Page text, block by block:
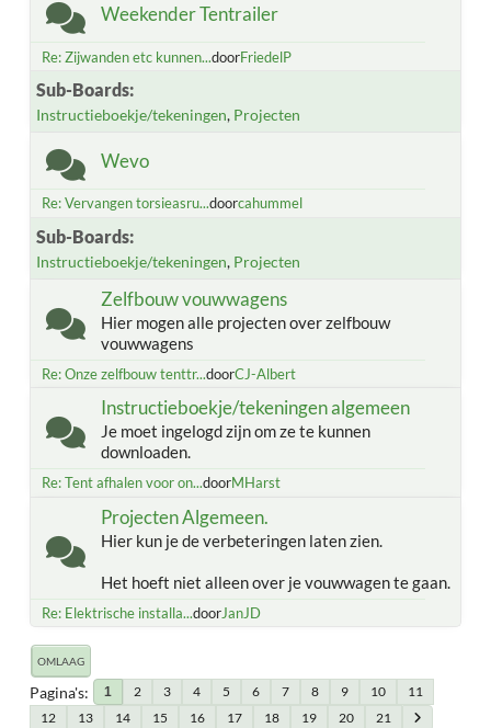
Weekender Tentrailer
Re: Zijwanden etc kunnen...doorFriedelP
Sub-Boards
Instructieboekje/tekeningen Projecten
Wevo
Re: Vervangen torsieasru...doorcahummel
Sub-Boards
Instructieboekje/tekeningen Projecten
Zelfbouw vouwwagens
Hier mogen alle projecten over zelfbouw
vouwwagens
Re: Onze zelfbouw tenttr...doorCJ-Albert
Instructieboekje/tekeningen algemeen
Je moet ingelogd zijn om ze te kunnen
downloaden.
Re: Tent afhalen voor on...doorMHarst
Projecten Algemeen.
Hier kun je de verbeteringen laten zien.
Het hoeft niet alleen over je vouwwagen te gaan.
Re: Elektrische installa...doorJanJD
OMLAAG
Pagina's 1 2 3 4 5 6 7 8 9 10
11
12
13 14 15 16 17 18 19 20 21